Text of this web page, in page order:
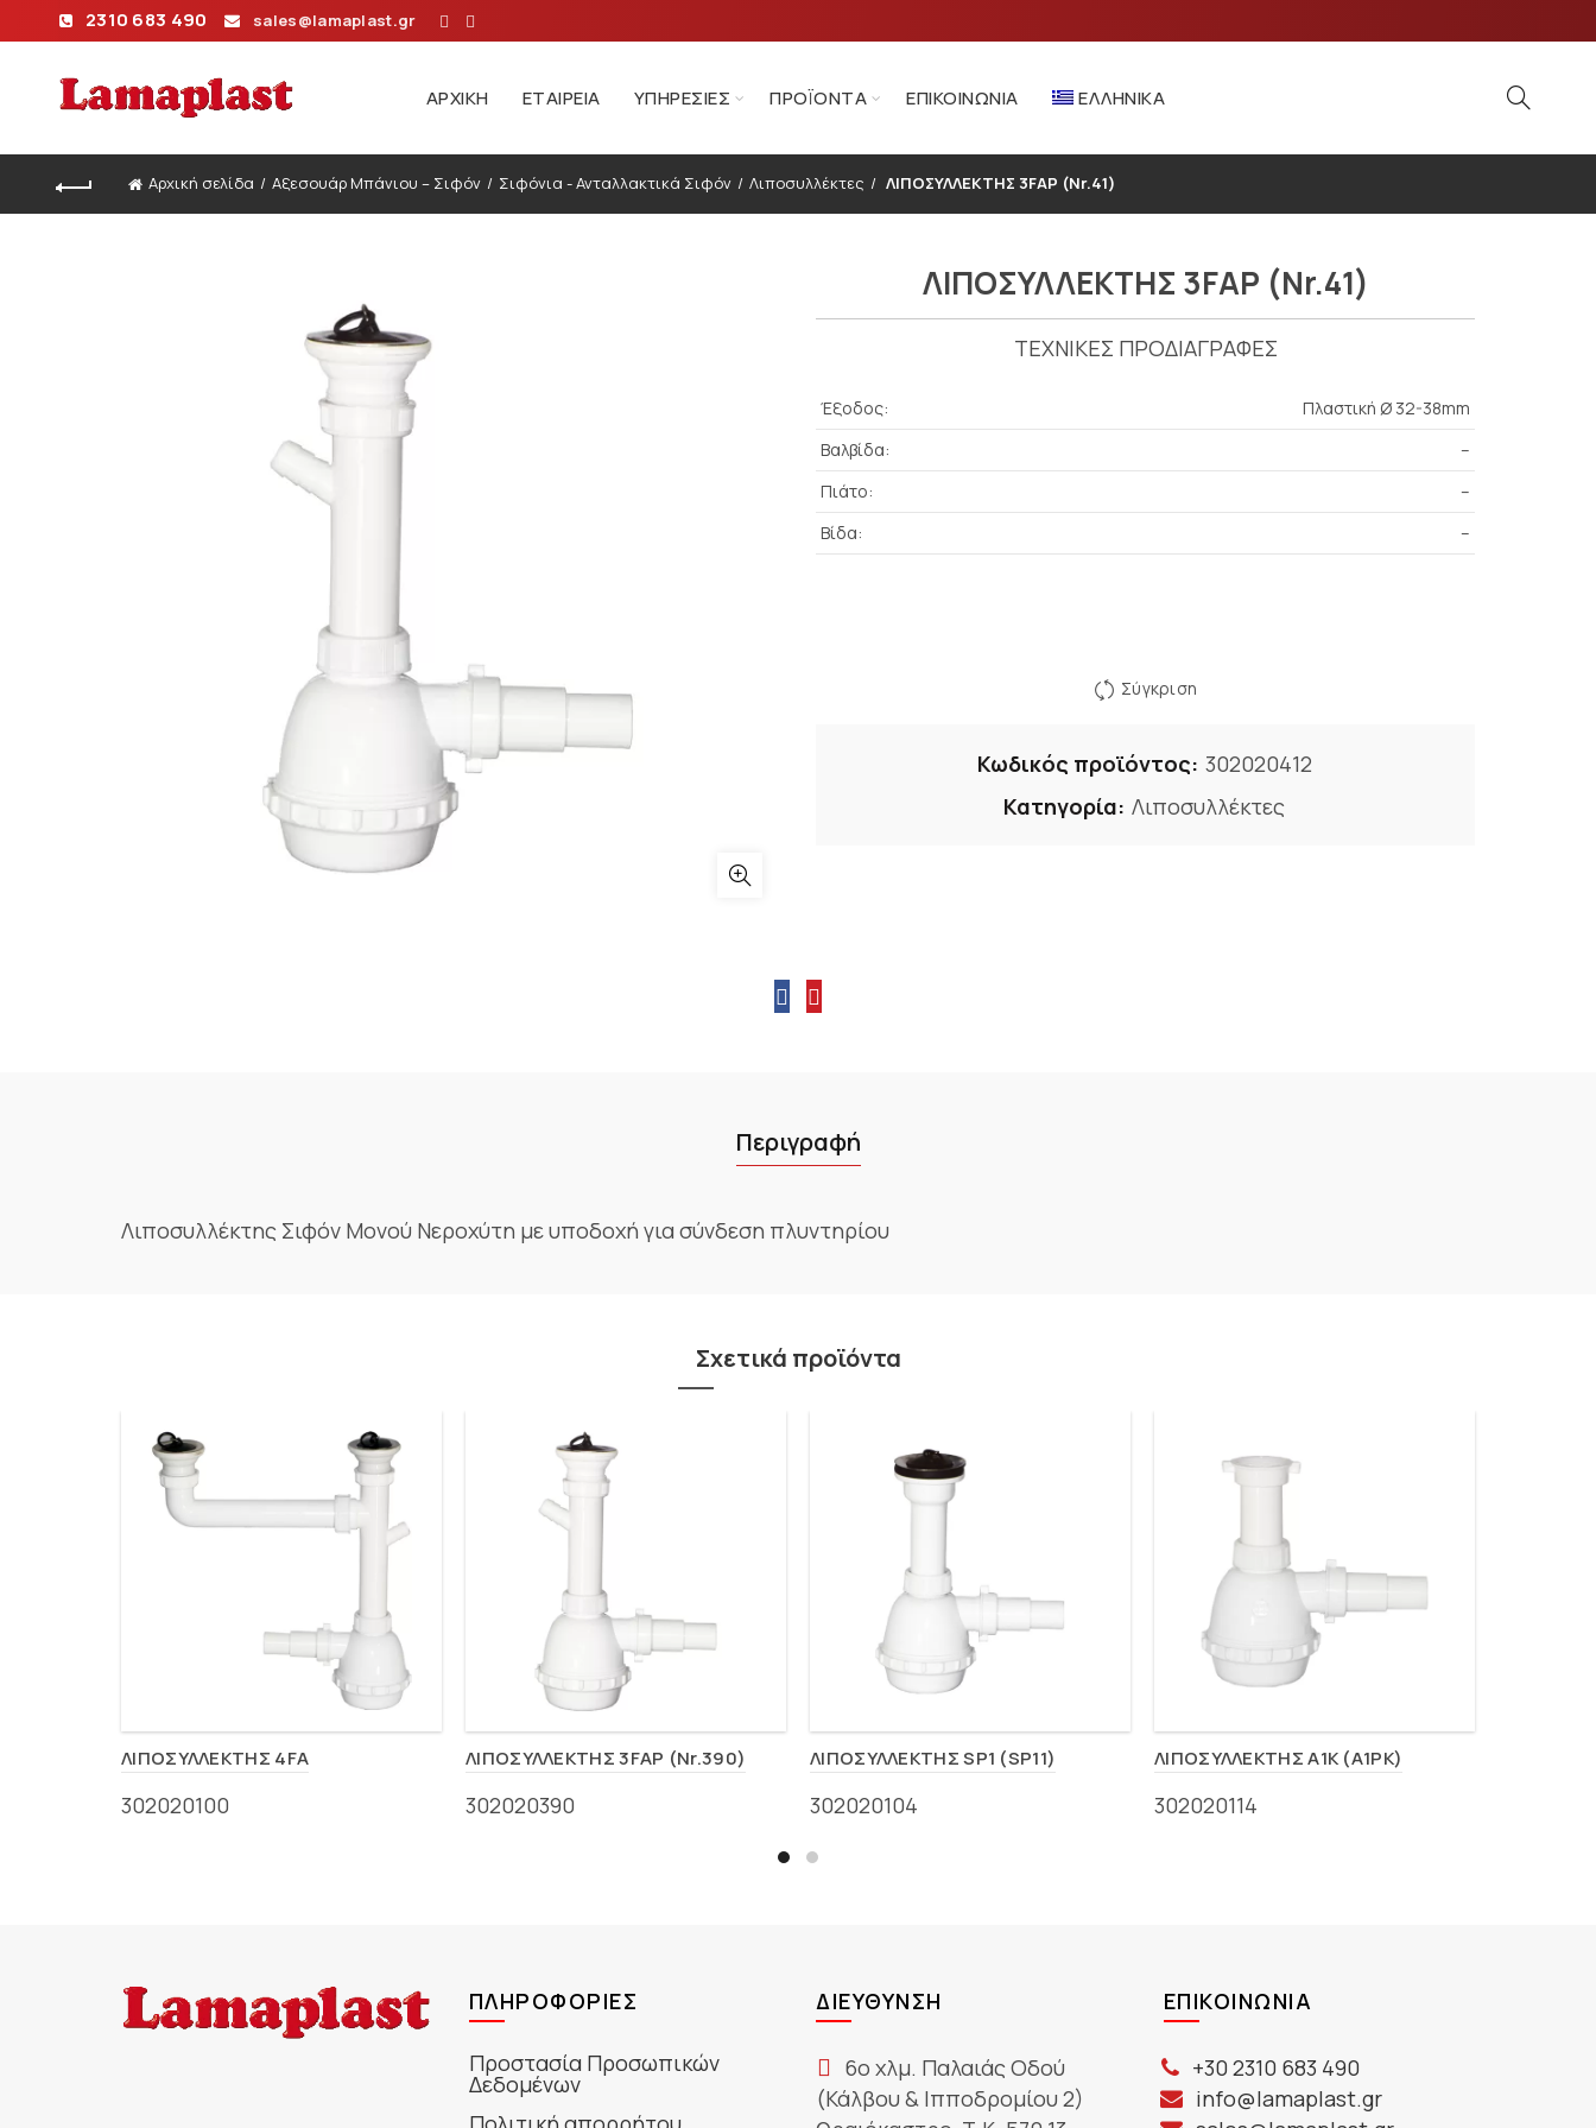
2310 683 490 sales@lamaplast.gr
ΑΡΧΙΚΉ ΕΤΑΙΡΕΊΑ ΥΠΗΡΕΣΊΕΣ ΠΡΟΪΌΝΤΑ ΕΠΙΚΟΙΝΩΝΊΑ ΕΛΛΗΝΙΚΆ
Αρχική σελίδα Αξεσουάρ Μπάνιου – Σιφόν Σιφόνια - Ανταλλακτικά Σιφόν Λιποσυλλέκτες ΛΙΠΟΣΥΛΛΕΚΤΗΣ 3FAΡ (Nr.41)
ΛΙΠΟΣΥΛΛΕΚΤΗΣ 3FAΡ (Nr.41)
ΤΕΧΝΙΚΕΣ ΠΡΟΔΙΑΓΡΑΦΕΣ
Έξοδος:
Πλαστική Ø 32-38mm
Βαλβίδα:
–
Πιάτο:
–
Βίδα:
–
Σύγκριση
Κωδικός προϊόντος: 302020412
Κατηγορία: Λιποσυλλέκτες
Περιγραφή
Λιποσυλλέκτης Σιφόν Μονού Νεροχύτη με υποδοχή για σύνδεση πλυντηρίου
Σχετικά προϊόντα
ΛΙΠΟΣΥΛΛΕΚΤΗΣ 4FA
302020100
ΛΙΠΟΣΥΛΛΕΚΤΗΣ 3FAΡ (Nr.390)
302020390
ΛΙΠΟΣΥΛΛΕΚΤΗΣ SP1 (SP11)
302020104
ΛΙΠΟΣΥΛΛΕΚΤΗΣ A1K (A1PK)
302020114
ΠΛΗΡΟΦΟΡΊΕΣ
Προστασία Προσωπικών
Δεδομένων
ΔΙΕΎΘΥΝΣΗ
6ο χλμ. Παλαιάς Οδού
(Κάλβου & Ιπποδρομίου 2)
ΕΠΙΚΟΙΝΩΝΊΑ
+30 2310 683 490
info@lamaplast.gr